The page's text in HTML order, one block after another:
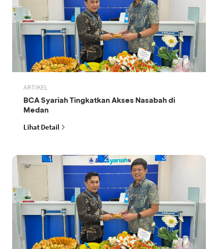
ARTIKEL
BCA Syariah Tingkatkan Akses Nasabah di
Medan
Lihat Detail